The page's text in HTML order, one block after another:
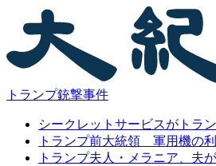
トランプ銃撃事件
シークレットサービスがトラ
トランプ前大統領 軍用機の
トランプ夫人・メラニア、夫